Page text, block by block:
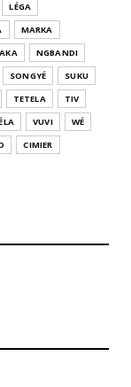
LÉGA
MARKA
NGBANDI
SONGYÉ
SUKU
TETELA
TIV
VUVI
WÉ
CIMIER